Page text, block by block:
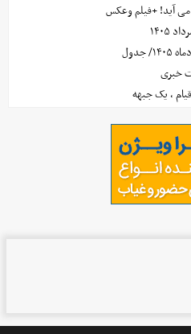
می آید! +فیلم وعکس
خبری
قیام ، یک جبهه